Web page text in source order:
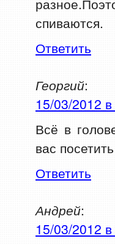
спиваются.
Ответить
Георгий:
15/03/2012
Всё в
вас
Ответить
Андрей:
15/03/2012